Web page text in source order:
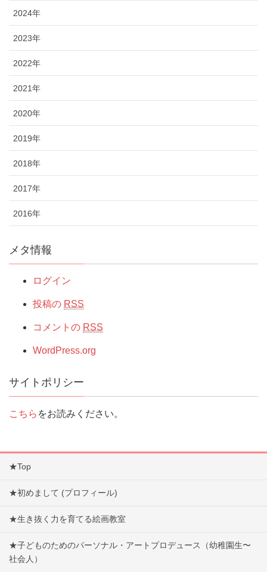
2024年
2023年
2022年
2021年
2020年
2019年
2018年
2017年
2016年
メタ情報
ログイン
投稿の RSS
コメントの RSS
WordPress.org
サイトポリシー
こちら をお読みください。
★Top
★初めまして (プロフィール)
★生き抜く力を育てる絵画教室
★子どものためのパーソナル・アートプロデュース（幼稚園生〜
社会人）